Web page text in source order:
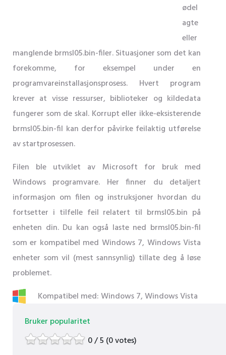
ødel
agte
eller
manglende brmsl05.bin-filer. Situasjoner som det kan
forekomme, for eksempel under en
programvareinstallasjonsprosess. Hvert program
krever at visse ressurser, biblioteker og kildedata
fungerer som de skal. Korrupt eller ikke-eksisterende
brmsl05.bin-fil kan derfor påvirke feilaktig utførelse
av startprosessen.
Filen ble utviklet av Microsoft for bruk med
Windows programvare. Her finner du detaljert
informasjon om filen og instruksjoner hvordan du
fortsetter i tilfelle feil relatert til brmsl05.bin på
enheten din. Du kan også laste ned brmsl05.bin-fil
som er kompatibel med Windows 7, Windows Vista
enheter som vil (mest sannsynlig) tillate deg å løse
problemet.
Kompatibel med: Windows 7, Windows Vista
Bruker popularitet
0 / 5 (0 votes)